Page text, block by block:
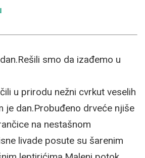
smo da izađemo u
u prirodu nežni cvrkut veselih
je dan.Probuđeno drveće njiše
na nestašnom
livade posute su šarenim